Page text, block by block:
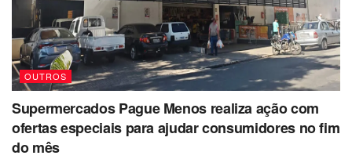
OUTROS
Supermercados Pague Menos realiza ação com
ofertas especiais para ajudar consumidores no fim
do mês